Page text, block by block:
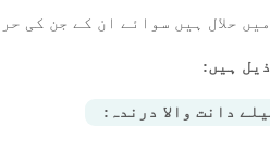
حلال ہیں سوائے ان کے جن کی
ہیں:
دانت والا درندہ: